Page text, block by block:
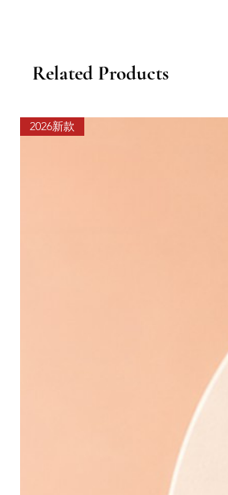
Related Products
2026新款